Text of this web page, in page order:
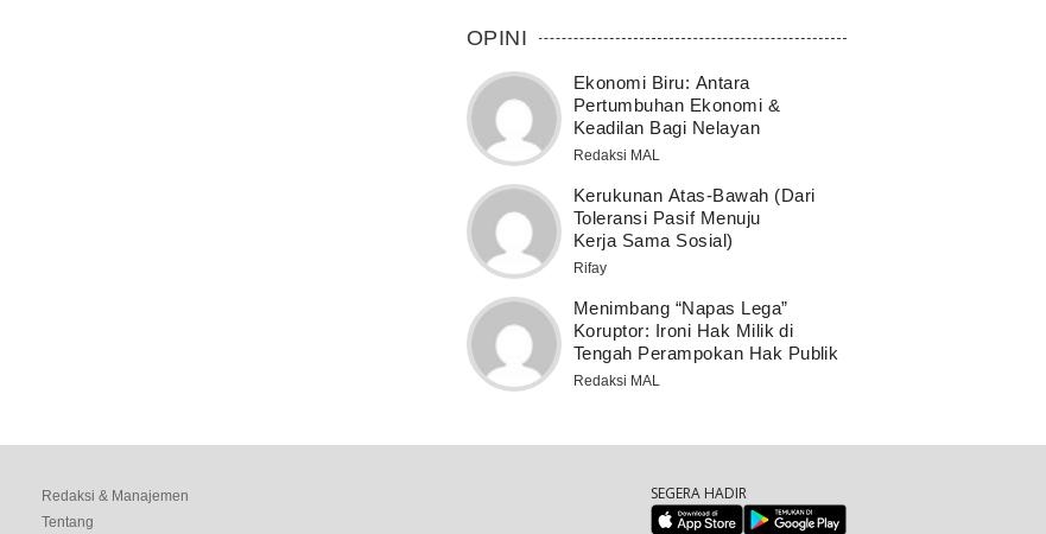
OPINI
Ekonomi Biru: Antara
Pertumbuhan Ekonomi &
Keadilan Bagi Nelayan
Redaksi MAL
Kerukunan Atas-Bawah (Dari
Toleransi Pasif Menuju
Kerja Sama Sosial)
Rifay
Menimbang “Napas Lega”
Koruptor: Ironi Hak Milik di
Tengah Perampokan Hak Publik
Redaksi MAL
Redaksi & Manajemen
Tentang
SEGERA HADIR